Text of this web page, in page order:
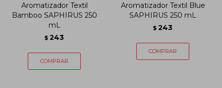
Aromatizador Textil
Bamboo SAPHIRUS 250
mL
$ 243
Aromatizador Textil Blue
SAPHIRUS 250 mL
$ 243